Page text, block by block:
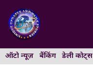
content
ऑटो न्यूज़ बैंकिंग डेली कोट्स